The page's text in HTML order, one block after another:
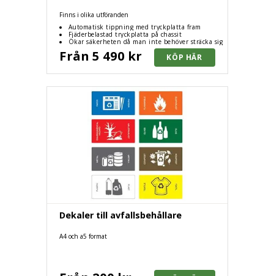
Finns i olika utföranden
Automatisk tippning med tryckplatta fram
Fjäderbelastad tryckplatta på chassit
Ökar säkerheten då man inte behöver sträcka sig
Från 5 490 kr
Dekaler till avfallsbehållare
A4 och a5 format